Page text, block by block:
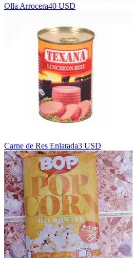
Olla Arrocera40 USD
Carne de Res Enlatada3 USD